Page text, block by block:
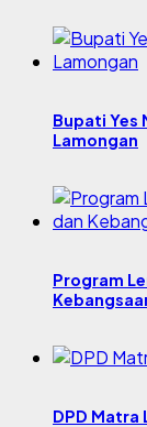
Bupati Yes
Lamongan
Program
DPD Matra